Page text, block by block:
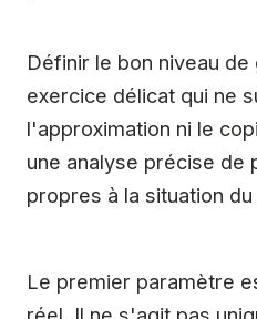
Définir le bon niveau de
exercice délicat qui ne
l'approximation ni le
une analyse précise de
propres à la situation
Le premier paramètre
réel. Il ne s'agit pas